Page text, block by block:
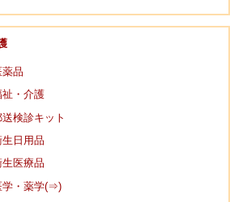
薬品
祉・介護
送検診キット
生日用品
生医療品
学・薬学(⇒)